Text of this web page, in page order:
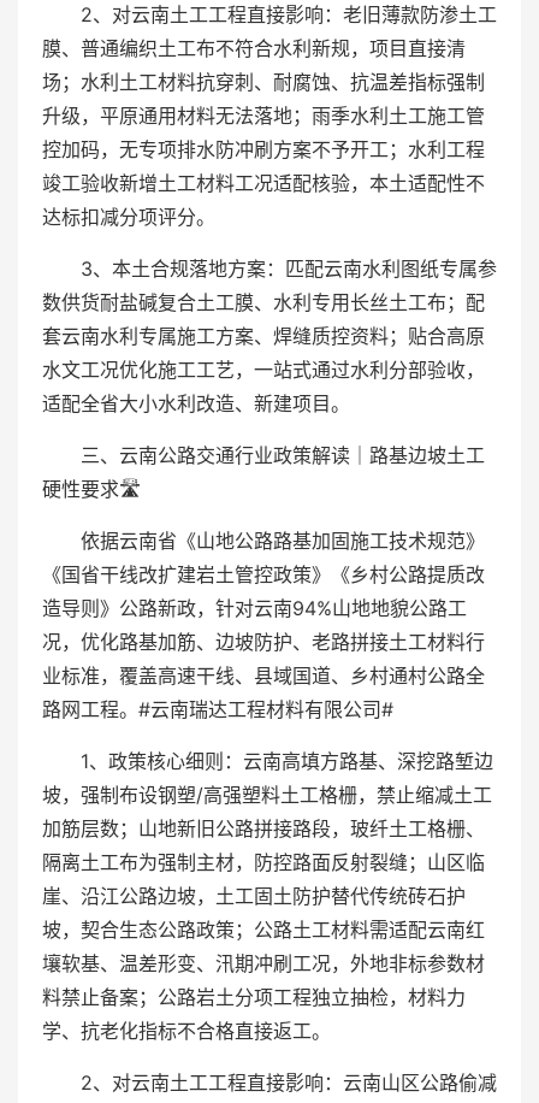
2、对云南土工工程直接影响：老旧薄款防渗土工
膜、普通编织土工布不符合水利新规，项目直接清
场；水利土工材料抗穿刺、耐腐蚀、抗温差指标强制
升级，平原通用材料无法落地；雨季水利土工施工管
控加码，无专项排水防冲刷方案不予开工；水利工程
竣工验收新增土工材料工况适配核验，本土适配性不
达标扣减分项评分。
3、本土合规落地方案：匹配云南水利图纸专属参
数供货耐盐碱复合土工膜、水利专用长丝土工布；配
套云南水利专属施工方案、焊缝质控资料；贴合高原
水文工况优化施工工艺，一站式通过水利分部验收，
适配全省大小水利改造、新建项目。
三、云南公路交通行业政策解读｜路基边坡土工
硬性要求🛣️
依据云南省《山地公路路基加固施工技术规范》
《国省干线改扩建岩土管控政策》《乡村公路提质改
造导则》公路新政，针对云南94%山地地貌公路工
况，优化路基加筋、边坡防护、老路拼接土工材料行
业标准，覆盖高速干线、县域国道、乡村通村公路全
路网工程。#云南瑞达工程材料有限公司#
1、政策核心细则：云南高填方路基、深挖路堑边
坡，强制布设钢塑/高强塑料土工格栅，禁止缩减土工
加筋层数；山地新旧公路拼接路段，玻纤土工格栅、
隔离土工布为强制主材，防控路面反射裂缝；山区临
崖、沿江公路边坡，土工固土防护替代传统砖石护
坡，契合生态公路政策；公路土工材料需适配云南红
壤软基、温差形变、汛期冲刷工况，外地非标参数材
料禁止备案；公路岩土分项工程独立抽检，材料力
学、抗老化指标不合格直接返工。
2、对云南土工工程直接影响：云南山区公路偷减